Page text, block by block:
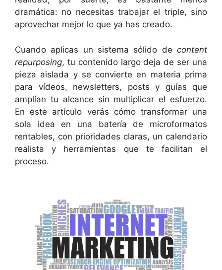
dramática: no necesitas trabajar el triple, sino
aprovechar mejor lo que ya has creado.
Cuando aplicas un sistema sólido de content
repurposing, tu contenido largo deja de ser una
pieza aislada y se convierte en materia prima
para vídeos, newsletters, posts y guías que
amplían tu alcance sin multiplicar el esfuerzo.
En este artículo verás cómo transformar una
sola idea en una batería de microformatos
rentables, con prioridades claras, un calendario
realista y herramientas que te facilitan el
proceso.